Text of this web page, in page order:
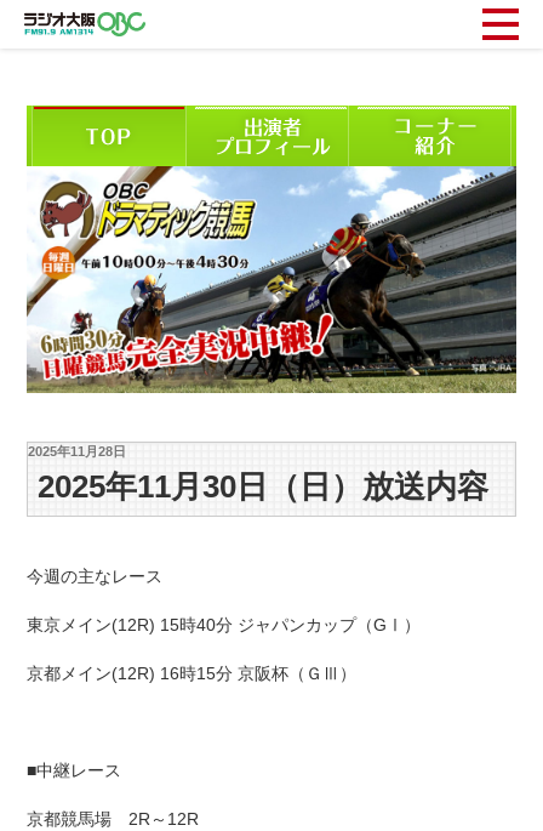
2025年11月28日
2025年11月30日（日）放送内容
今週の主なレース
東京メイン(12R) 15時40分 ジャパンカップ（GⅠ）
京都メイン(12R) 16時15分 京阪杯（ＧⅢ）
■中継レース
京都競馬場 2R～12R